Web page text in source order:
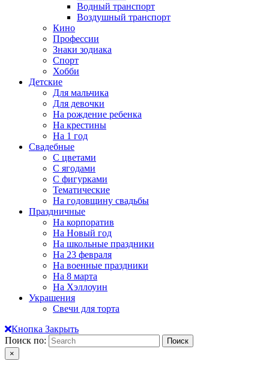
Водный транспорт
Воздушный транспорт
Кино
Профессии
Знаки зодиака
Спорт
Хобби
Детские
Для мальчика
Для девочки
На рождение ребенка
На крестины
На 1 год
Свадебные
С цветами
С ягодами
С фигурками
Тематические
На годовщину свадьбы
Праздничные
На корпоратив
На Новый год
На школьные праздники
На 23 февраля
На военные праздники
На 8 марта
На Хэллоуин
Украшения
Свечи для торта
Кнопка Закрыть
Поиск по:
×